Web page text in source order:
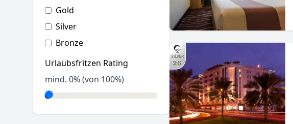
Gold
Silver
Bronze
Urlaubsfritzen Rating
mind. 0% (von 100%)